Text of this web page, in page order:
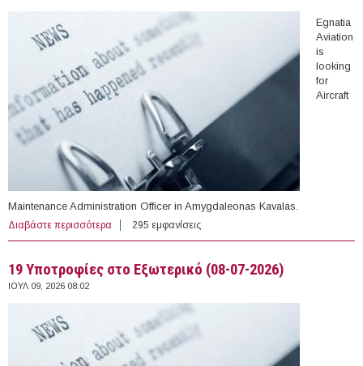
Egnatia
Aviation
is
looking
for
Aircraft
Maintenance Administration Officer in Amygdaleonas Kavalas.
Διαβάστε περισσότερα για Aircraft Maintenance Administration Officer at Egnatia
Aviation (Kavala)
295 εμφανίσεις
19 Yποτροφίες στο Εξωτερικό (08-07-2026)
ΙΟΥΛ 09, 2026 08:02